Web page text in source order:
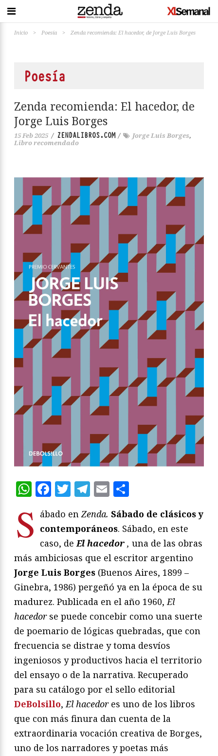
Inicio > Poesía > Zenda recomienda: El hacedor, de Jorge Luis Borges
Poesía
Zenda recomienda: El hacedor, de
Jorge Luis Borges
15 Feb 2025 / ZENDALIBROS.COM/ Jorge Luis Borges,
Libro recomendado
WhatsApp
Facebook
Twitter
Telegram
Email
S ábado enZenda. Sábado de clásicos y
contemporáneos. Sábado, en este
caso, deEl hacedor , una de las obras
más ambiciosas que el escritor argentino
Jorge Luis Borges (Buenos Aires, 1899 –
Ginebra, 1986) pergeñó ya en la época de su
madurez. Publicada en el año 1960,El
hacedor se puede concebir como una suerte
de poemario de lógicas quebradas, que con
frecuencia se distrae y toma desvíos
ingeniosos y productivos hacia el territorio
del ensayo o de la narrativa. Recuperado
para su catálogo por el sello editorial
DeBolsillo,El hacedores uno de los libros
que con más finura dan cuenta de la
extraordinaria vocación creativa de Borges,
uno de los narradores y poetas más